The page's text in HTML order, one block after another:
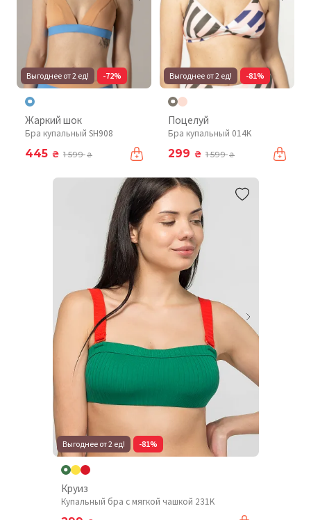
Выгоднее от 2 ед! -72%
Жаркий шок
Бра купальный SH908
445 ₴ 1 599₴
Выгоднее от 2 ед! -81%
Поцелуй
Бра купальный 014K
299 ₴ 1 599₴
Выгоднее от 2 ед! -81%
Круиз
Купальный бра с мягкой чашкой 231K